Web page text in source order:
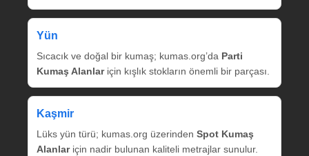
Yün
Sıcacık ve doğal bir kumaş; kumas.org’da Parti
Kumaş Alanlariçin kışlık stokların önemli bir parçası.
Kaşmir
Lüks yün türü; kumas.org üzerinden Spot Kumaş
Alanlariçin nadir bulunan kaliteli metrajlar sunulur.